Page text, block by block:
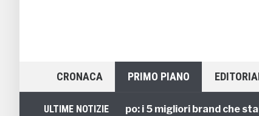
CRONACA PRIMO PIANO
ULTIME NOTIZIE
Viaggi di Gruppo: i 5 migliori brand che stanno